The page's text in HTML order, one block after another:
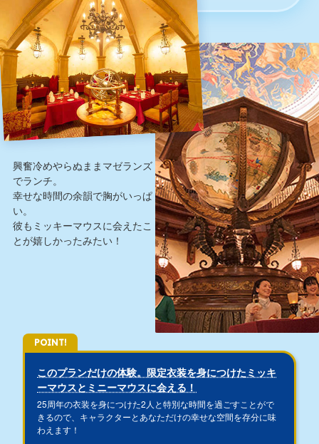
興奮冷めやらぬままマゼランズ
でランチ。
幸せな時間の余韻で胸がいっぱ
い。
彼もミッキーマウスに会えたこ
とが嬉しかったみたい！
POINT!
このプランだけの体験。限定衣装を身につけたミッキ
ーマウスとミニーマウスに会える！
25周年の衣装を身につけた2人と特別な時間を過ごすことがで
きるので、キャラクターとあなただけの幸せな空間を存分に味
わえます！